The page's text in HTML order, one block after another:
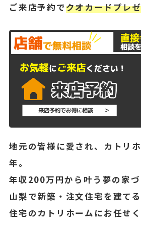
ご来店予約でクオカードプレ
地元の皆様に愛され、カトリ
年。
年収200万円から叶う夢の家づ
山梨で新築・注文住宅を建て
住宅のカトリホームにお任せく